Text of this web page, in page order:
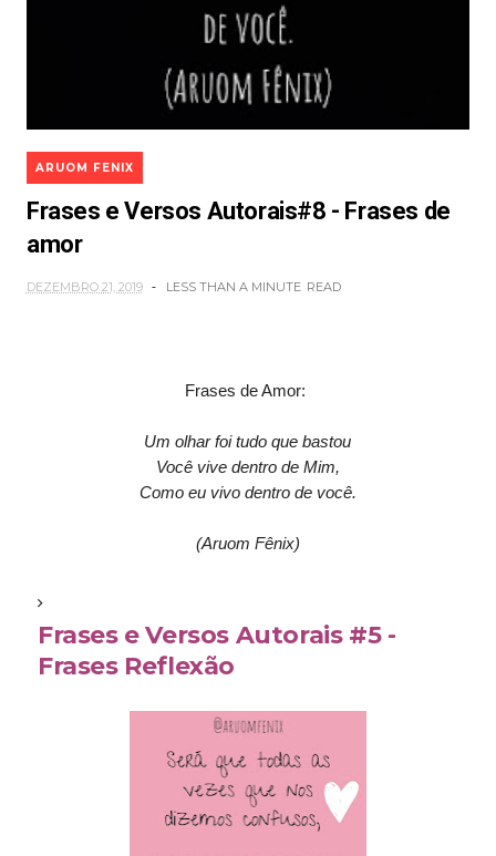
ARUOM FENIX
Frases e Versos Autorais#8 - Frases de
amor
DEZEMBRO 21, 2019 LESS THAN A MINUTE READ
Frases de Amor:
Um olhar foi tudo que bastou
Você vive dentro de Mim,
Como eu vivo dentro de você.
(Aruom Fênix)
Frases e Versos Autorais #5 -
Frases Reflexão